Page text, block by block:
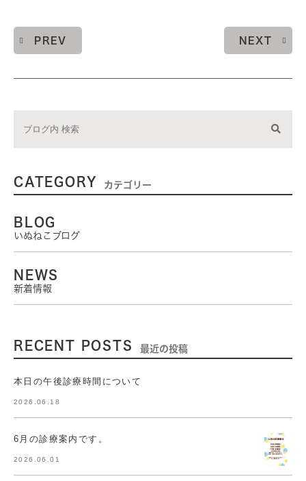
PREV NEXT
CATEGORY カテゴリー
BLOG
いぬねこブログ
NEWS
新着情報
RECENT POSTS 最近の投稿
本日の午後診療時間について
2026.06.18
6月の診療案内です。
2026.06.01